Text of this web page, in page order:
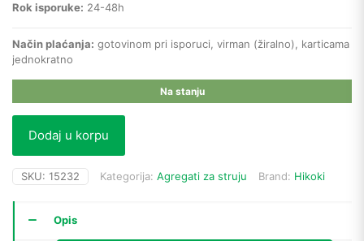
Rok isporuke: 24-48h
Način plaćanja: gotovinom pri isporuci, virman (žiralno), karticama
jednokratno
Na stanju
Dodaj u korpu
SKU: 15232 Kategorija: Agregati za struju Brand: Hikoki
Opis